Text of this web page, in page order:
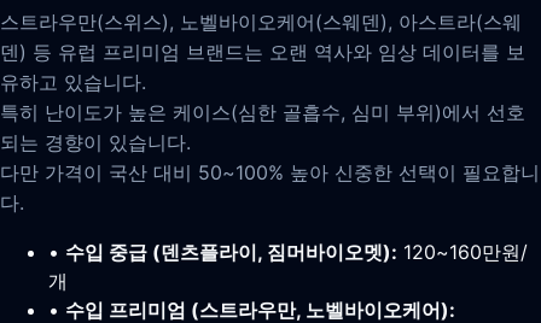
스트라우만(스위스), 노벨바이오케어(스웨덴), 아스트라(스웨
덴) 등 유럽 프리미엄 브랜드는 오랜 역사와 임상 데이터를 보
유하고 있습니다.
특히 난이도가 높은 케이스(심한 골흡수, 심미 부위)에서 선호
되는 경향이 있습니다.
다만 가격이 국산 대비 50~100% 높아 신중한 선택이 필요합니
다.
• 수입 중급 (덴츠플라이, 짐머바이오멧): 120~160만원/
개
• 수입 프리미엄 (스트라우만, 노벨바이오케어):